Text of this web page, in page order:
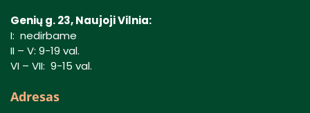
Genių g. 23, Naujoji Vilnia:
I: nedirbame
II – V: 9-19 val.
VI – VII: 9-15 val.
Adresas